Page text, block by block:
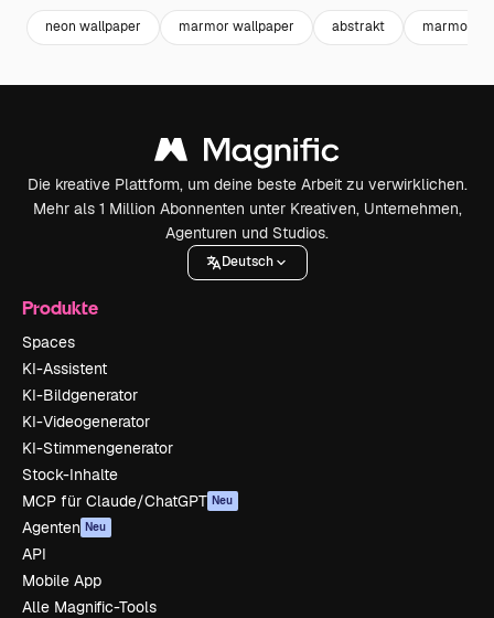
neon wallpaper marmor wallpaper abstrakt marmor
Die kreative Plattform, um deine beste Arbeit zu verwirklichen.
Mehr als 1 Million Abonnenten unter Kreativen, Unternehmen,
Agenturen und Studios.
Deutsch
Produkte
Spaces
KI-Assistent
KI-Bildgenerator
KI-Videogenerator
KI-Stimmengenerator
Stock-Inhalte
MCP für Claude/ChatGPT Neu
Agenten Neu
API
Mobile App
Alle Magnific-Tools